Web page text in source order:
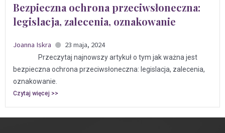
Bezpieczna ochrona przeciwsłoneczna:
legislacja, zalecenia, oznakowanie
Joanna Iskra 23 maja, 2024
Przeczytaj najnowszy artykuł o tym jak ważna jest
bezpieczna ochrona przeciwsłoneczna: legislacja, zalecenia,
oznakowanie.
Czytaj więcej >>